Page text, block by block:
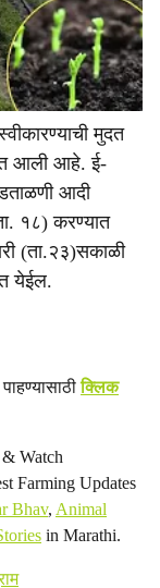
मुदत
आली आहे. ई-
आदी
१८) करण्यात
(ता.२३)सकाळी
येईल.
क्लिक
& Watch
Farming Updates
Bhav, Animal
in Marathi.